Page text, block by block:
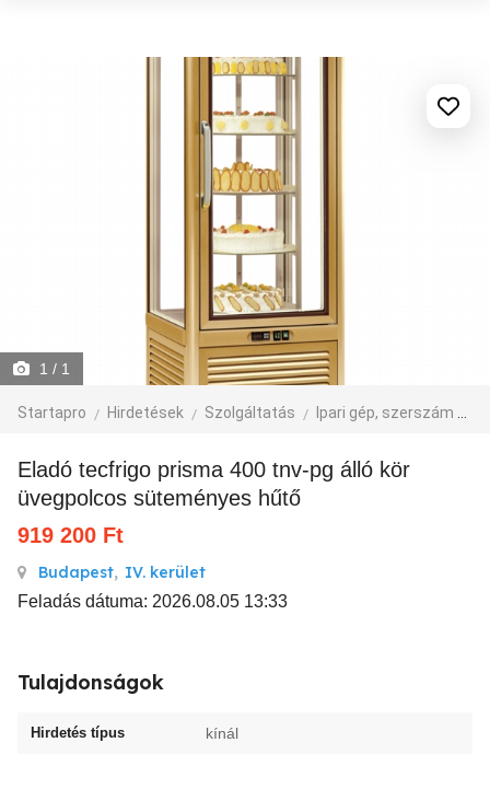
1 / 1
Startapro Hirdetések Szolgáltatás Ipari gép, szerszám
Eladó tecfrigo prisma 400 tnv-pg álló kör
üvegpolcos süteményes hűtő
919 200 Ft
Budapest, IV. kerület
Feladás dátuma: 2026.08.05 13:33
Tulajdonságok
Hirdetés típus kínál